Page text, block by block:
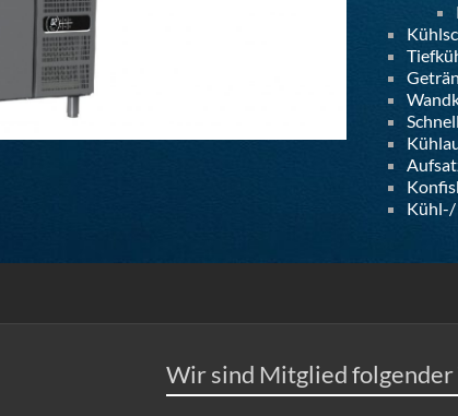
Kühl-/
Wir sind Mitglied folgender